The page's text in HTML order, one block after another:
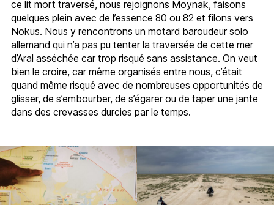
ce lit mort traversé, nous rejoignons Moynak, faisons
quelques plein avec de l’essence 80 ou 82 et filons vers
Nokus. Nous y rencontrons un motard baroudeur solo
allemand qui n’a pas pu tenter la traversée de cette mer
d’Aral asséchée car trop risqué sans assistance. On veut
bien le croire, car même organisés entre nous, c’était
quand même risqué avec de nombreuses opportunités de
glisser, de s’embourber, de s’égarer ou de taper une jante
dans des crevasses durcies par le temps.